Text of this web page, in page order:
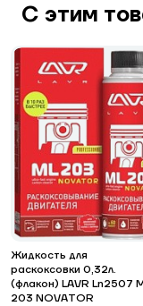
С этим
Жидкость для
раскоксовки 0,32л.
(флакон) LAVR Ln2507
203 NOVATOR